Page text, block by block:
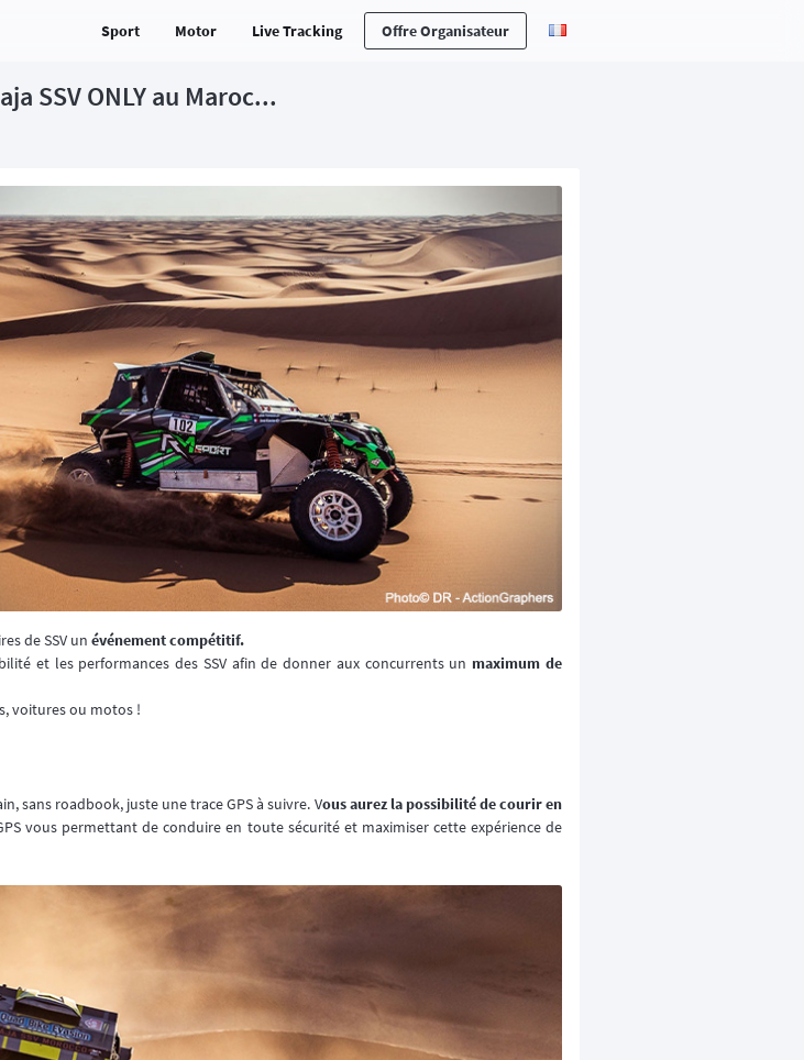
Sport Motor Live Tracking Offre Organisateur
SSV ONLY au Maroc...
de SSV un événement compétitif.
et les performances des SSV afin de donner aux concurrents un maximum de
voitures ou motos !
sans roadbook, juste une trace GPS à suivre. Vous aurez la possibilité de courir en
vous permettant de conduire en toute sécurité et maximiser cette expérience de